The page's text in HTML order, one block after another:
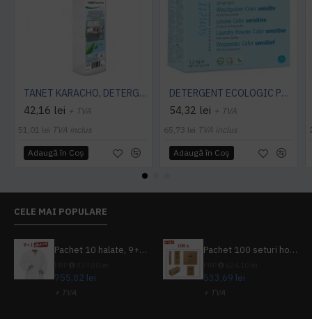
TANET KARACHO, DETERGENT ENZIMATIC PENTRU COVOARE, 1 L
42,16 lei + TVA
51,01 lei TVA inclus
Adaugă în Coş
DETERGENT ECOLOGIC PRAF PT. RUFE NEUTRU 1.2KG Sonett
54,32 lei + TVA
65,73 lei TVA inclus
Adaugă în Coş
CELE MAI POPULARE
Pachet 10 halate, 9+1 gratuit
755,82 lei
+ TVA
Pachet 100 seturi hoteliere, set dentar, set barbierit, casca de dus, pila unghii, set cusut
533,69 lei
+ TVA